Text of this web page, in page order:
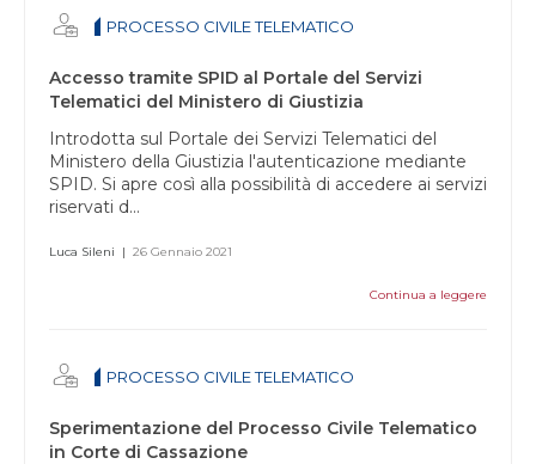
questo
campo
PROCESSO CIVILE TELEMATICO
Accesso tramite SPID al Portale del Servizi
Telematici del Ministero di Giustizia
Introdotta sul Portale dei Servizi Telematici del
Ministero della Giustizia l'autenticazione mediante
SPID. Si apre così alla possibilità di accedere ai servizi
riservati d...
Luca Sileni | 26 Gennaio 2021
Continua a leggere
PROCESSO CIVILE TELEMATICO
Sperimentazione del Processo Civile Telematico
in Corte di Cassazione